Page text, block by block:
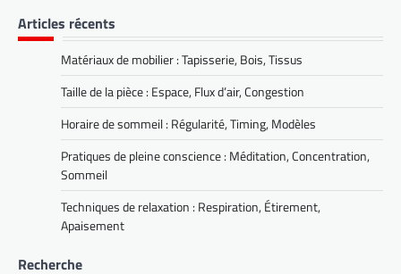
Articles récents
Matériaux de mobilier : Tapisserie, Bois, Tissus
Taille de la pièce : Espace, Flux d’air, Congestion
Horaire de sommeil : Régularité, Timing, Modèles
Pratiques de pleine conscience : Méditation, Concentration,
Sommeil
Techniques de relaxation : Respiration, Étirement,
Apaisement
Recherche